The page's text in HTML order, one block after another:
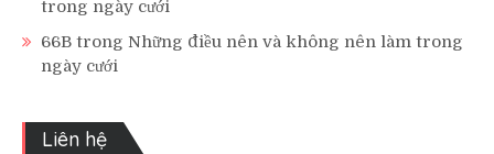
trong ngày cưới
66B trong Những điều nên và không nên làm trong
ngày cưới
Liên hệ